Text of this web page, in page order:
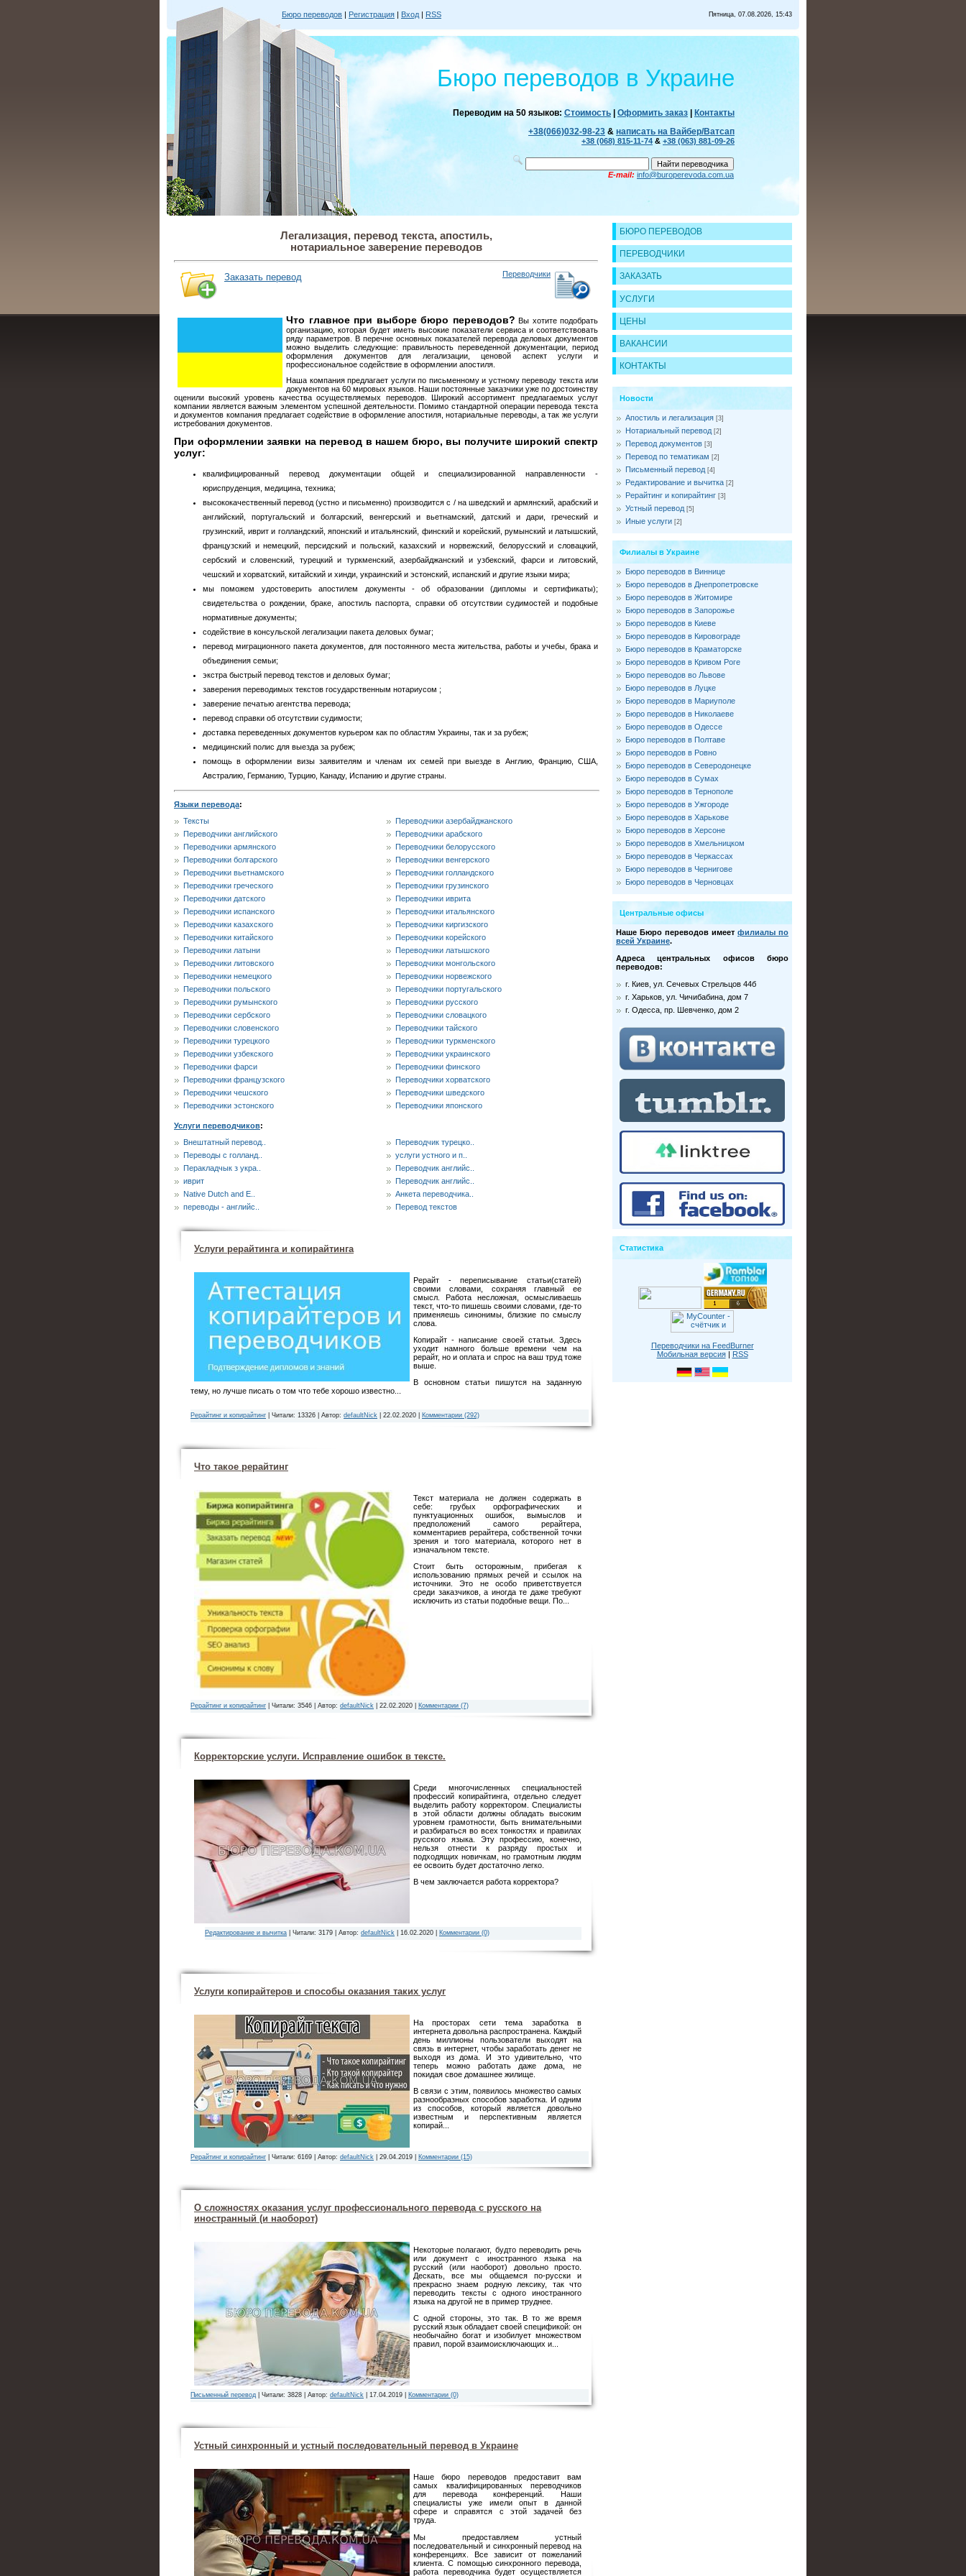
Бюро переводов | Регистрация | Вход | RSS Пятница, 07.08.2026, 15:43
Бюро переводов в Украине
Переводим на 50 языков:Стоимость Оформить заказ
Контакты
+38(066)032-98-23 & написать на Вайбер/Ватсап
+38 (068) 815-11-74 & +38 (063) 881-09-26
E-mail: info@buroperevoda.com.ua
Легализация, перевод текста, апостиль,
нотариальное заверение переводов
Заказать перевод Переводчики
Что главное при выборе бюро переводов? Вы хотите подобрать
организацию, которая будет иметь высокие показатели сервиса и соответствовать
ряду параметров. В перечне основных показателей перевода деловых документов
можно выделить следующие: правильность переведенной документации, период
оформления документов для легализации, ценовой аспект услуги и
профессиональное содействие в оформлении апостиля.
Наша компания предлагает услуги по письменному и устному переводу текста или
документов на 60 мировых языков. Наши постоянные заказчики уже по достоинству
оценили высокий уровень качества осуществляемых переводов. Широкий ассортимент предлагаемых услуг
компании является важным элементом успешной деятельности. Помимо стандартной операции перевода текста
и документов компания предлагает содействие в оформление апостиля, нотариальные переводы, а так же услуги
истребования документов.
При оформлении заявки на перевод в нашем бюро, вы получите широкий спектр
услуг:
квалифицированный перевод документации общей и специализированной направленности -
юриспруденция, медицина, техника;
высококачественный перевод (устно и письменно) производится с / на шведский и армянский, арабский и
английский, португальский и болгарский, венгерский и вьетнамский, датский и дари, греческий и
грузинский, иврит и голландский, японский и итальянский, финский и корейский, румынский и латышский,
французский и немецкий, персидский и польский, казахский и норвежский, белорусский и словацкий,
сербский и словенский, турецкий и туркменский, азербайджанский и узбекский, фарси и литовский,
чешский и хорватский, китайский и хинди, украинский и эстонский, испанский и другие языки мира;
мы поможем удостоверить апостилем документы - об образовании (дипломы и сертификаты);
свидетельства о рождении, браке, апостиль паспорта, справки об отсутствии судимостей и подобные
нормативные документы;
содействие в консульской легализации пакета деловых бумаг;
перевод миграционного пакета документов, для постоянного места жительства, работы и учебы, брака и
объединения семьи;
экстра быстрый перевод текстов и деловых бумаг;
заверения переводимых текстов государственным нотариусом ;
заверение печатью агентства перевода;
перевод справки об отсутствии судимости;
доставка переведенных документов курьером как по областям Украины, так и за рубеж;
медицинский полис для выезда за рубеж;
помощь в оформлении визы заявителям и членам их семей при выезде в Англию, Францию, США,
Австралию, Германию, Турцию, Канаду, Испанию и другие страны.
Языки перевода:
Тексты
Переводчики азербайджанского
Переводчики английского
Переводчики арабского
Переводчики армянского
Переводчики белорусского
Переводчики болгарского
Переводчики венгерского
Переводчики вьетнамского
Переводчики голландского
Переводчики греческого
Переводчики грузинского
Переводчики датского
Переводчики иврита
Переводчики испанского
Переводчики итальянского
Переводчики казахского
Переводчики киргизского
Переводчики китайского
Переводчики корейского
Переводчики латыни
Переводчики латышского
Переводчики литовского
Переводчики монгольского
Переводчики немецкого
Переводчики норвежского
Переводчики польского
Переводчики португальского
Переводчики румынского
Переводчики русского
Переводчики сербского
Переводчики словацкого
Переводчики словенского
Переводчики тайского
Переводчики турецкого
Переводчики туркменского
Переводчики узбекского
Переводчики украинского
Переводчики фарси
Переводчики финского
Переводчики французского
Переводчики хорватского
Переводчики чешского
Переводчики шведского
Переводчики эстонского
Переводчики японского
Услуги переводчиков:
Внештатный перевод..
Переводчик турецко..
Переводы с голланд..
услуги устного и п..
Перакладчык з укра..
Переводчик английс..
иврит
Переводчик английс..
Native Dutch and E..
Анкета переводчика..
переводы - английс..
Перевод текстов
Услуги рерайтинга и копирайтинга
Рерайт - переписывание статьи(статей)
своими словами, сохраняя главный ее
смысл. Работа несложная, осмысливаешь
текст, что-то пишешь своими словами, где-то
применяешь синонимы, близкие по смыслу
слова.
Копирайт - написание своей статьи. Здесь
уходит намного больше времени чем на
рерайт, но и оплата и спрос на ваш труд тоже
выше.
В основном статьи пишутся на заданную
тему, но лучше писать о том что тебе хорошо известно...
Рерайтинг и копирайтинг | Читали: 13326 | Автор: defaultNick 22.02.2020 Комментарии (292)
Что такое рерайтинг
Текст материала не должен содержать в
себе: грубых орфографических и
пунктуационных ошибок, вымыслов и
предположений самого рерайтера,
комментариев рерайтера, собственной точки
зрения и того материала, которого нет в
изначальном тексте.
Стоит быть осторожным, прибегая к
использованию прямых речей и ссылок на
источники. Это не особо приветствуется
среди заказчиков, а иногда те даже требуют
исключить из статьи подобные вещи. По...
Рерайтинг и копирайтинг | Читали: 3546 | Автор: defaultNick 22.02.2020 Комментарии (7)
Корректорские услуги. Исправление ошибок в тексте.
Среди многочисленных специальностей
профессий копирайтинга, отдельно следует
выделить работу корректором. Специалисты
в этой области должны обладать высоким
уровнем грамотности, быть внимательными
и разбираться во всех тонкостях и правилах
русского языка. Эту профессию, конечно,
нельзя отнести к разряду простых и
подходящих новичкам, но грамотным людям
ее освоить будет достаточно легко.
В чем заключается работа корректора?
Редактирование и вычитка | Читали: 3179 | Автор: defaultNick 16.02.2020 Комментарии (0)
Услуги копирайтеров и способы оказания таких услуг
На просторах сети тема заработка в
интернета довольна распространена. Каждый
день миллионы пользователи выходят на
связь в интернет, чтобы заработать денег не
выходя из дома. И это удивительно, что
теперь можно работать даже дома, не
покидая свое домашнее жилище.
В связи с этим, появилось множество самых
разнообразных способов заработка. И одним
из способов, который является довольно
известным и перспективным является
копирай...
Рерайтинг и копирайтинг | Читали: 6169 | Автор: defaultNick 29.04.2019 Комментарии (15)
О сложностях оказания услуг профессионального перевода с русского на
иностранный (и наоборот)
Некоторые полагают, будто переводить речь
или документ с иностранного языка на
русский (или наоборот) довольно просто.
Дескать, все мы общаемся по-русски и
прекрасно знаем родную лексику, так что
переводить тексты с одного иностранного
языка на другой не в пример труднее.
С одной стороны, это так. В то же время
русский язык обладает своей спецификой: он
необычайно богат и изобилует множеством
правил, порой взаимоисключающих и...
Письменный перевод | Читали: 3828 | Автор: defaultNick 17.04.2019 Комментарии (0)
Устный синхронный и устный последовательный перевод в Украине
Наше бюро переводов предоставит вам
самых квалифицированных переводчиков
для перевода конференций. Наши
специалисты уже имели опыт в данной
сфере и справятся с этой задачей без
труда.
Мы предоставляем устный
последовательный и синхронный перевод на
конференциях. Все зависит от пожеланий
клиента. С помощью синхронного перевода,
работа переводчика будет осуществляется
БЮРО ПЕРЕВОДОВ
ПЕРЕВОДЧИКИ
ЗАКАЗАТЬ
УСЛУГИ
ЦЕНЫ
ВАКАНСИИ
КОНТАКТЫ
Новости
Апостиль и легализация [3]
Нотариальный перевод [2]
Перевод документов [3]
Перевод по тематикам [2]
Письменный перевод [4]
Редактирование и вычитка [2]
Рерайтинг и копирайтинг [3]
Устный перевод [5]
Иные услуги [2]
Филиалы в Украине
Бюро переводов в Виннице
Бюро переводов в Днепропетровске
Бюро переводов в Житомире
Бюро переводов в Запорожье
Бюро переводов в Киеве
Бюро переводов в Кировограде
Бюро переводов в Краматорске
Бюро переводов в Кривом Роге
Бюро переводов во Львове
Бюро переводов в Луцке
Бюро переводов в Мариуполе
Бюро переводов в Николаеве
Бюро переводов в Одессе
Бюро переводов в Полтаве
Бюро переводов в Ровно
Бюро переводов в Северодонецке
Бюро переводов в Сумах
Бюро переводов в Тернополе
Бюро переводов в Ужгороде
Бюро переводов в Харькове
Бюро переводов в Херсоне
Бюро переводов в Хмельницком
Бюро переводов в Черкассах
Бюро переводов в Чернигове
Бюро переводов в Черновцах
Центральные офисы
Наше Бюро переводов имеет филиалы по
всей Украине.
Адреса центральных офисов бюро
переводов:
г. Киев, ул. Сечевых Стрельцов 44б
г. Харьков, ул. Чичибабина, дом 7
г. Одесса, пр. Шевченко, дом 2
Статистика
Переводчики на FeedBurner
Мобильная версия| RSS